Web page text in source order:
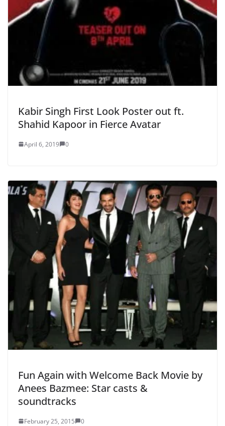
Kabir Singh First Look Poster out ft.
Shahid Kapoor in Fierce Avatar
April 6, 2019 0
Fun Again with Welcome Back Movie by
Anees Bazmee: Star casts &
soundtracks
February 25, 2015 0